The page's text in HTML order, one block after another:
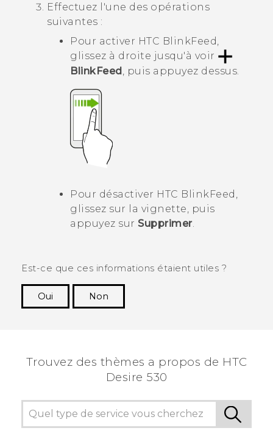
Effectuez l'une des opérations
suivantes :
Pour activer HTC BlinkFeed
glissez à droite jusqu'à voir
BlinkFeed, puis appuyez dessus.
Pour désactiver HTC BlinkFeed ,
glissez sur la vignette, puis
appuyez sur Supprimer.
Est-ce que ces informations étaient utiles ?
Oui
Non
Trouvez des thèmes a propos de HTC
Desire 530